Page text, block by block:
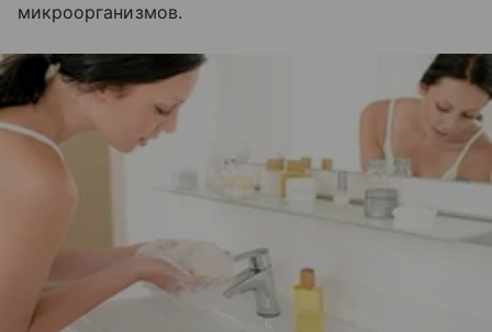
микроорганизмов.